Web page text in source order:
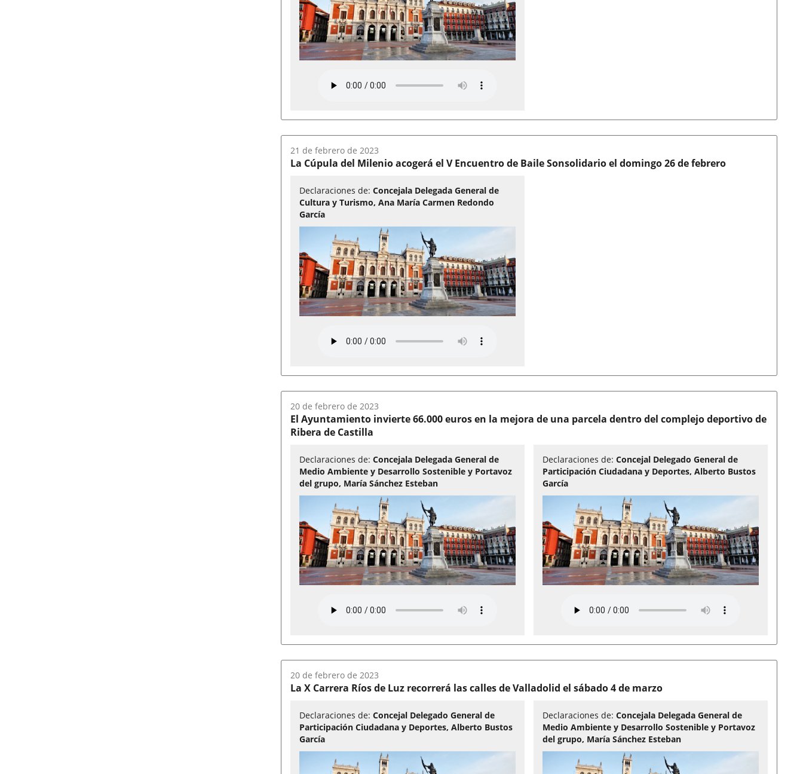
Fecha
del
21 de febrero de 2023
La Cúpula del Milenio acogerá el V Encuentro de Baile Sonsolidario el domingo 26 de febrero
Declaraciones de:Concejala Delegada General de
Cultura y Turismo, Ana María Carmen Redondo
García
Fecha
del
audio:
20 de febrero de 2023
El Ayuntamiento invierte 66.000 euros en la mejora de una parcela dentro del complejo deportivo de
Ribera de Castilla
Declaraciones de:Concejala Delegada General de
Medio Ambiente y Desarrollo Sostenible y Portavoz
del grupo, María Sánchez Esteban
Declaraciones de:Concejal Delegado General de
Participación Ciudadana y Deportes, Alberto Bustos
García
Fecha
del
20 de febrero de 2023
La X Carrera Ríos de Luz recorrerá las calles de Valladolid el sábado 4 de marzo
Declaraciones de:Concejal Delegado General de
Participación Ciudadana y Deportes, Alberto Bustos
García
Declaraciones de:Concejala Delegada General de
Medio Ambiente y Desarrollo Sostenible y Portavoz
del grupo, María Sánchez Esteban